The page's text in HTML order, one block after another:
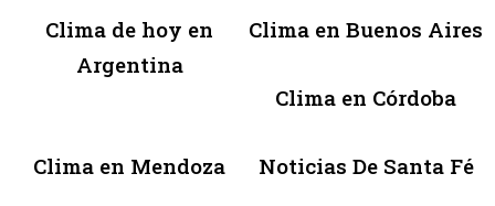
Clima de hoy en
Argentina
Clima en Buenos Aires
Clima en Córdoba
Clima en Mendoza Noticias De Santa Fé